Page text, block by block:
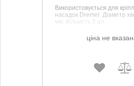
Використовується для
насадок Dremel. Діаметр
мм. Кількість 3 шт.
ціна не